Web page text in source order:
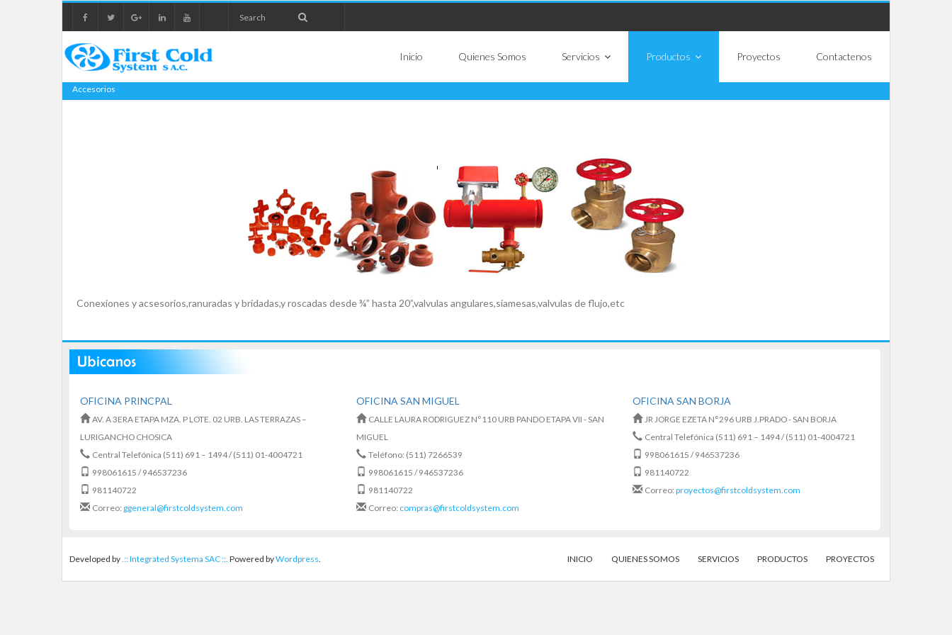
Inicio Quienes Somos Servicios Productos Proyectos Contactenos
Accesorios
Conexiones y acsesorios,ranuradas y bridadas,y roscadas desde ¾” hasta 20”,valvulas angulares,siamesas,valvulas de flujo,etc
OFICINA PRINCPAL
AV. A 3ERA ETAPA MZA. P LOTE. 02 URB. LAS TERRAZAS –
LURIGANCHO CHOSICA
Central Telefónica (511) 691 – 1494 / (511) 01-4004721
998061615 / 946537236
981140722
Correo: ggeneral@firstcoldsystem.com
OFICINA SAN MIGUEL
CALLE LAURA RODRIGUEZ N°110 URB PANDO ETAPA VII - SAN
MIGUEL
Teléfono: (511) 7266539
998061615 / 946537236
981140722
Correo: compras@firstcoldsystem.com
OFICINA SAN BORJA
JR JORGE EZETA N°296 URB J.PRADO - SAN BORJA
Central Telefónica (511) 691 – 1494 / (511) 01-4004721
998061615 / 946537236
981140722
Correo: proyectos@firstcoldsystem.com
Developed by.:: Integrated Systema SAC ::. Powered byWordpress. INICIO QUIENES SOMOS SERVICIOS PRODUCTOS PROYECTOS